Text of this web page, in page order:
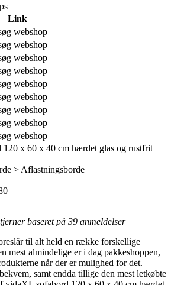
Link
webshop
webshop
webshop
webshop
webshop
webshop
webshop
webshop
webshop
x 60 x 40 cm hærdet glas og rustfrit
> Aflastningsborde
baseret på 39 anmeldelser
til alt held en række forskellige
mest almindelige er i dag pakkeshoppen,
når der er mulighed for det.
samt endda tillige den mest letkøbte